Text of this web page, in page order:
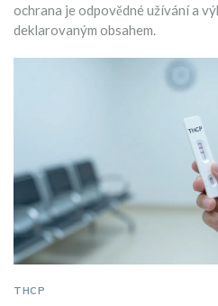
ochrana je odpovědné užívání a
deklarovaným obsahem.
THCP